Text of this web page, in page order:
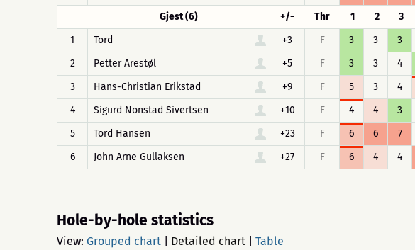
Gjest (6)
+/- Thr 1 2 3
1
Tord +3 F 3 3 3
2
Petter Arestøl +5 F 3 3 4
3
Hans-Christian Erikstad +9 F 5 3 4
4
Sigurd Nonstad Sivertsen +10 F 4 4 3
5
Tord Hansen +23 F 6 6 7
6
John Arne Gullaksen +27 F 6 4 4
Hole-by-hole statistics
View: Grouped chart Detailed chart Table